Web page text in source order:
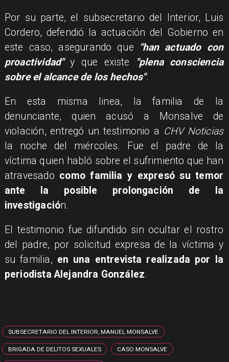
Por su parte, el subsecretario del Interior, Luis
Cordero, defendió la actuación del Gobierno en
este caso, asegurando que
"han actuado con
proactividad"y que existe
"plena consciencia
sobre el alcance de los hechos".
En esta misma linea, la familia de la
denunciante, quien acusó a Monsalve de
violación, entregó un testimonio a CHV Noticias
la noche del miércoles. Fue el padre de la
víctima quien habló sobre el sufrimiento que han
atravesado como familia y expresó su temor
ante la posible prolongación de la
investigación.
El testimonio fue difundido sin ocultar el rostro
del padre, por solicitud expresa de la víctima y
su familia, en una entrevista realizada por la
periodista Alejandra González.
SUBSECRETARIO DEL INTERIOR, MANUEL MONSALVE
BRIGADA DE DELITOS SEXUALES CASO MONSALVE